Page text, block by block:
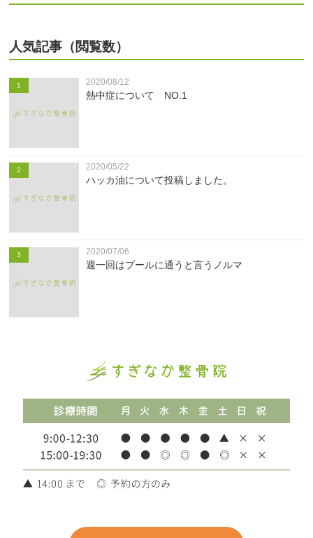
人気記事（閲覧数）
1 2020/08/12
熱中症について NO.1
2 2020/05/22
ハッカ油について投稿しました。
3 2020/07/06
週一回はプールに通うと言うノルマ